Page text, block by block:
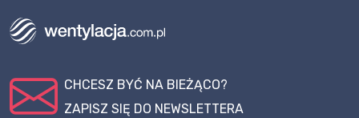
CHCESZ BYĆ NA BIEŻĄCO?
ZAPISZ SIĘ DO NEWSLETTERA